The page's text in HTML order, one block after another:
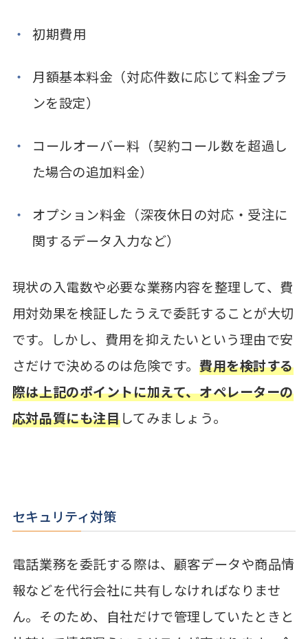
初期費用
月額基本料金（対応件数に応じて料金プラ
ンを設定）
コールオーバー料（契約コール数を超過し
た場合の追加料金）
オプション料金（深夜休日の対応・受注に
関するデータ入力など）
現状の入電数や必要な業務内容を整理して、費
用対効果を検証したうえで委託することが大切
です。しかし、費用を抑えたいという理由で安
さだけで決めるのは危険です。 費用を検討する
際は上記のポイントに加えて、オペレーターの
応対品質にも注目してみましょう。
セキュリティ対策
電話業務を委託する際は、顧客データや商品情
報などを代行会社に共有しなければなりませ
ん。そのため、自社だけで管理していたときと